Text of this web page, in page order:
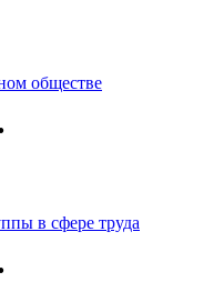
обществе
в сфере труда